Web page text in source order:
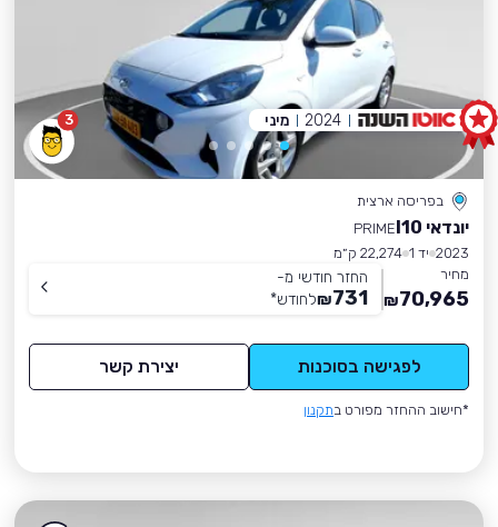
3
בפריסה ארצית
יונדאי I10
PRIME
2023 יד 1
22,274 ק״מ
מחיר
70,965
₪
החזר חודשי מ-
731
₪לחודש*
לפגישה בסוכנות יצירת קשר
*חישוב ההחזר מפורט בתקנון
2024 מיני